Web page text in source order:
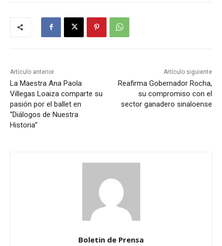
Artículo anterior
La Maestra Ana Paola
Villegas Loaiza comparte su
pasión por el ballet en
“Diálogos de Nuestra
Historia”
Artículo siguiente
Reafirma Gobernador Rocha,
su compromiso con el
sector ganadero sinaloense
Boletin de Prensa